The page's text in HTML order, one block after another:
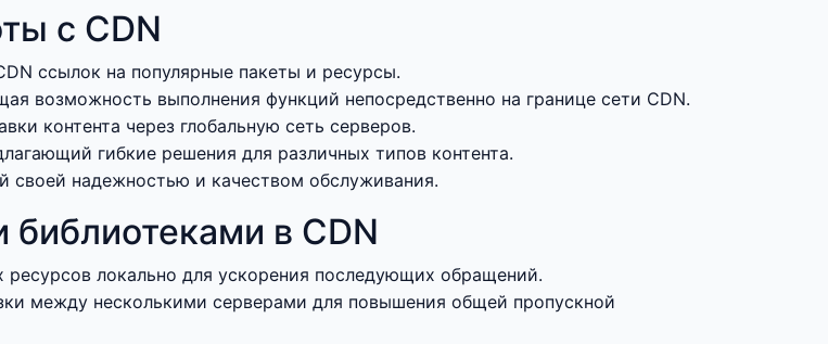
с CDN
ссылок на популярные пакеты и ресурсы.
возможность выполнения функций непосредственно на границе сети CDN.
контента через глобальную сеть серверов.
гибкие решения для различных типов контента.
своей надежностью и качеством обслуживания.
в CDN
локально для ускорения последующих обращений.
между несколькими серверами для повышения общей пропускной